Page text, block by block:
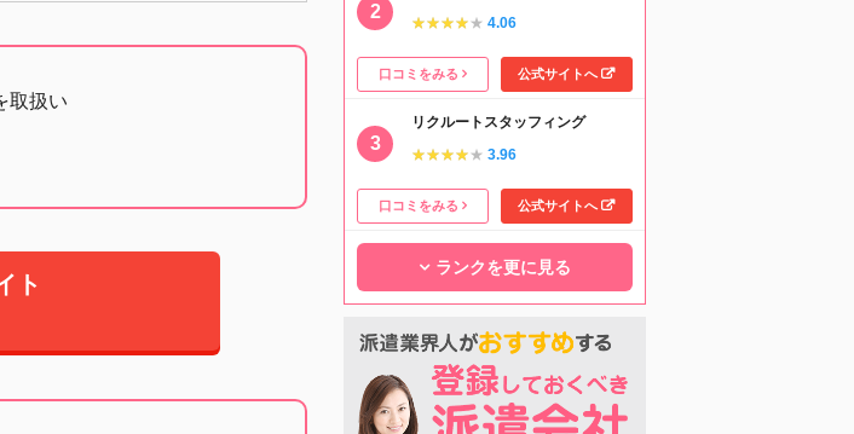
取扱い
ト
★★★★★
★★★★★ 4.06
口コミをみる 公式サイトへ
リクルートスタッフィング
★★★★★
★★★★★ 3.96
口コミをみる 公式サイトへ
ランクを更に見る